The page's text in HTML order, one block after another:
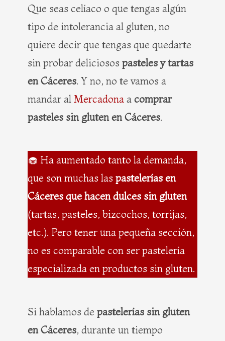
Que seas celíaco o que tengas algún
tipo de intolerancia al gluten, no
quiere decir que tengas que quedarte
sin probar deliciosos pasteles y tartas
en Cáceres. Y no, no te vamos a
mandar al Mercadona a comprar
pasteles sin gluten en Cáceres.
🧁 Ha aumentado tanto la demanda,
que son muchas las pastelerías en
Cáceres que hacen dulces sin gluten
(tartas, pasteles, bizcochos, torrijas,
etc.). Pero tener una pequeña sección,
no es comparable con ser pastelería
especializada en productos sin gluten.
Si hablamos de pastelerías sin gluten
en Cáceres, durante un tiempo